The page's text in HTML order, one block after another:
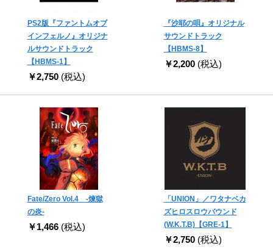
PS2版『ファントムオブ
インフェルノ』オリジナ
ルサウンドトラック
【HBMS-1】
￥2,750 (税込)
『沙耶の唄』オリジナル
サウンドトラック
【HBMS-8】
￥2,200 (税込)
Fate/Zero Vol.4 -煉獄
の炎-
￥1,466 (税込)
「UNION」／ワタナベカ
ズヒロスロウバウンド
(W.K.T.B)【GRE-1】
￥2,750 (税込)